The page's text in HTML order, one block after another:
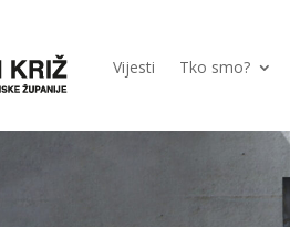
Vijesti Tko smo?